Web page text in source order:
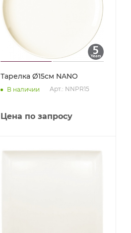
Тарелка Ø15см NANO
В наличии Арт.: NNPR15
Цена по запросу